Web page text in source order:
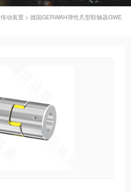
传动装置 > 德国GERWAH弹性爪型联轴器GWE